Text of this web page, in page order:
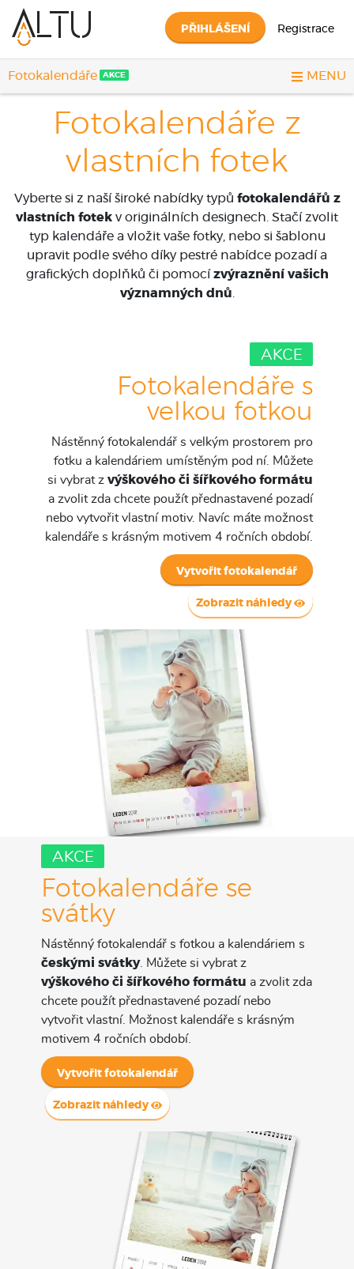
PŘIHLÁŠENÍ Registrace
Fotokalendáře AKCE MENU
Fotokalendáře z
vlastních fotek
Vyberte si z naší široké nabídky typů fotokalendářů z
vlastních fotek v originálních designech. Stačí zvolit
typ kalendáře a vložit vaše fotky, nebo si šablonu
upravit podle svého díky pestré nabídce pozadí a
grafických doplňků či pomocí zvýraznění vašich
významných dnů.
AKCE
Fotokalendáře s
velkou fotkou
Nástěnný fotokalendář s velkým prostorem pro
fotku a kalendáriem umístěným pod ní. Můžete
si vybrat z výškového či šířkového formátu
a zvolit zda chcete použít přednastavené pozadí
nebo vytvořit vlastní motiv. Navíc máte možnost
kalendáře s krásným motivem 4 ročních období.
Vytvořit fotokalendář
Zobrazit náhledy
AKCE
Fotokalendáře se
svátky
Nástěnný fotokalendář s fotkou a kalendáriem s
českými svátky. Můžete si vybrat z
výškového či šířkového formátu a zvolit zda
chcete použít přednastavené pozadí nebo
vytvořit vlastní. Možnost kalendáře s krásným
motivem 4 ročních období.
Vytvořit fotokalendář
Zobrazit náhledy